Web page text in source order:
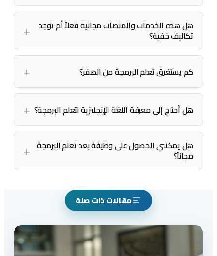
هل هذه الخدمات والمنصات مجانية فعلاً أم توجد
تكاليف خفية؟
كم يستغرق تعلم البرمجة من الصفر؟
هل أحتاج إلى معرفة اللغة الإنجليزية لتعلم البرمجة؟
هل يمكنني الحصول على وظيفة بعد تعلم البرمجة
مجاناً؟
مقالات ذات صلة